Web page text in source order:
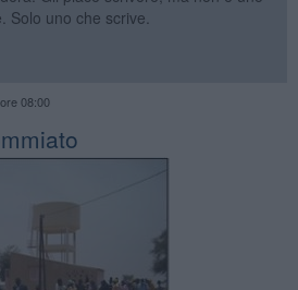
Solo uno che scrive.
08:00